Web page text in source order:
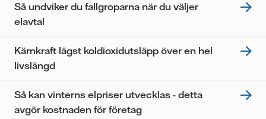
Så undviker du fallgroparna när du väljer
elavtal
Kärnkraft lägst koldioxidutsläpp över en hel
livslängd
Så kan vinterns elpriser utvecklas - detta
avgör kostnaden för företag